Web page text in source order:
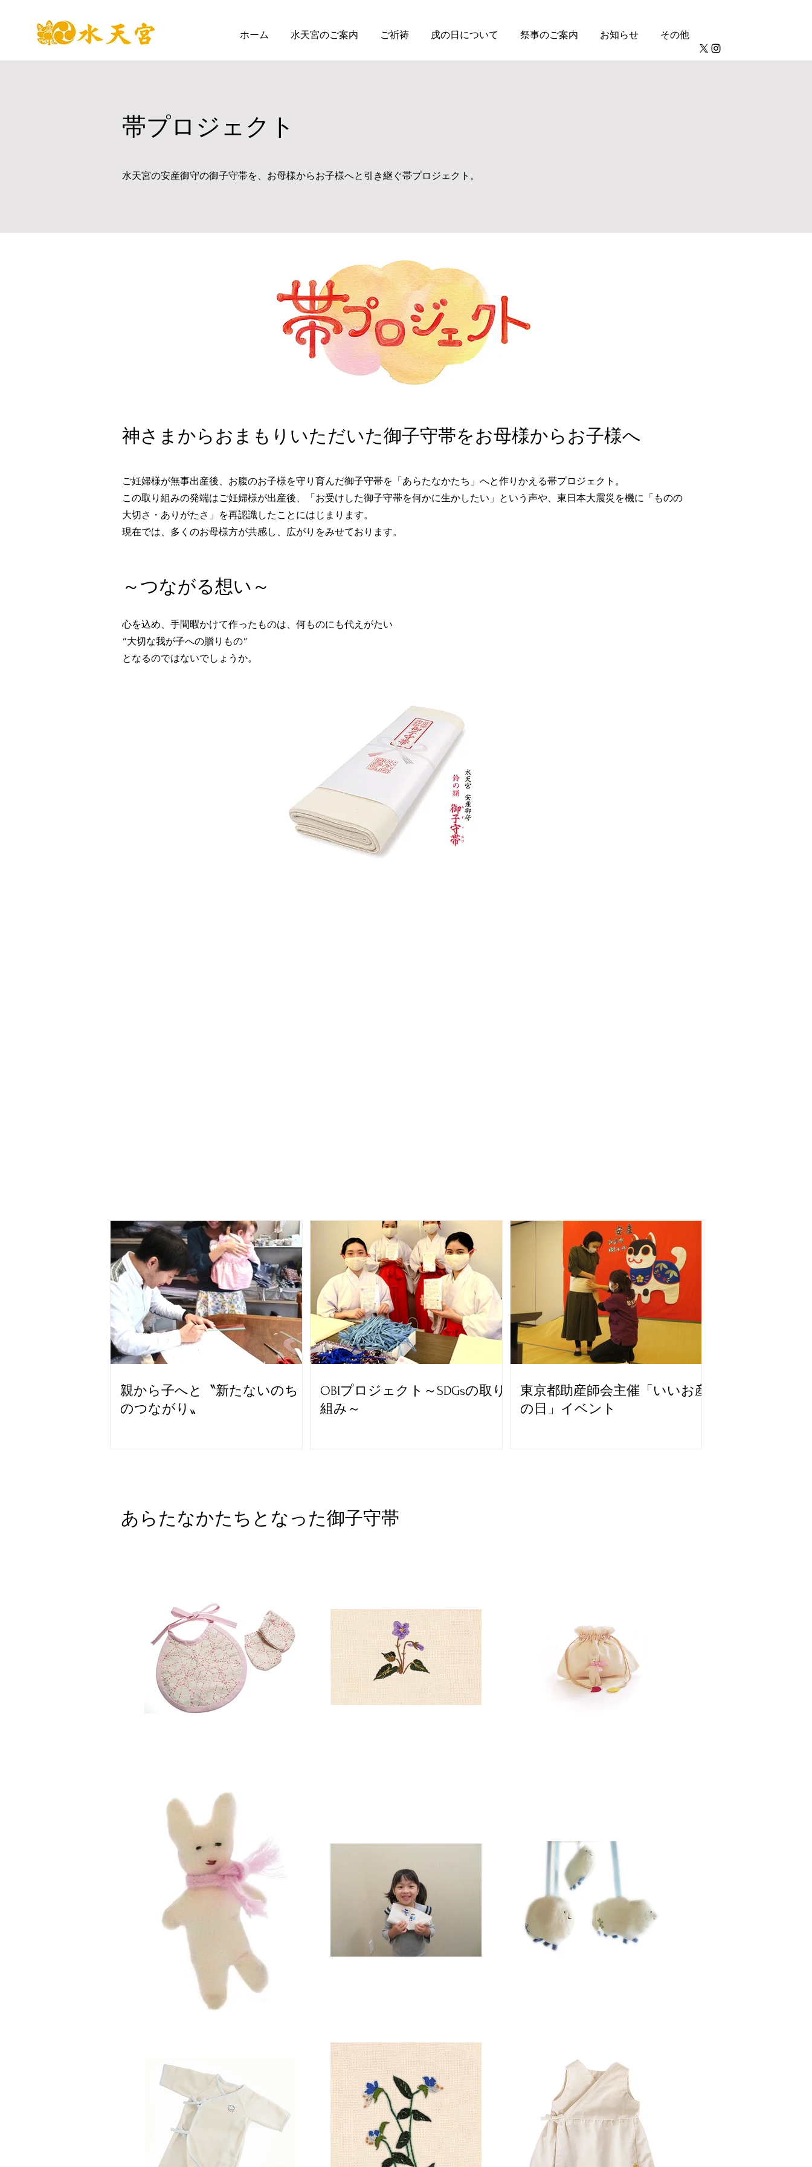
ホーム 水天宮のご案内 ご祈祷 戌の日について 祭事のご案内 お知らせ その他
帯プロジェクト
水天宮の安産御守の御子守帯を、お母様からお子様へと引き継ぐ帯プロジェクト。
神さまからおまもりいただいた御子守帯をお母様からお子様へ
ご妊婦様が無事出産後、お腹のお子様を守り育んだ御子守帯を「あらたなかたち」へと作りかえる帯プロジェクト。
この取り組みの発端はご妊婦様が出産後、「お受けした御子守帯を何かに生かしたい」という声や、東日本大震災を機に「ものの
大切さ・ありがたさ」を再認識したことにはじまります。
現在では、多くのお母様方が共感し、広がりをみせております。
～つながる想い～
心を込め、手間暇かけて作ったものは、何ものにも代えがたい
“大切な我が子への贈りもの”
となるのではないでしょうか。
親から子へと〝新たないのち
のつながり〟
OBIプロジェクト～SDGsの取り
組み～
東京都助産師会主催「いいお産
の日」イベント
​あらたなかたちとなった御子守帯